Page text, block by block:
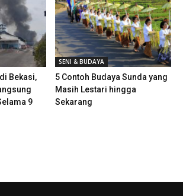
Bekasi,
9
SENI & BUDAYA
5 Contoh Budaya Sunda yang
Masih Lestari hingga
Sekarang